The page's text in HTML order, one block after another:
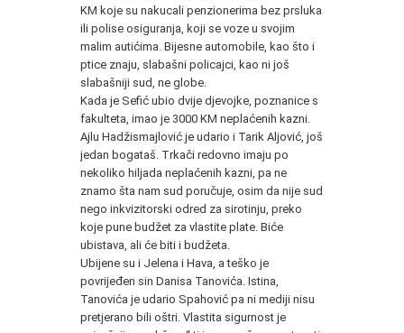
KM koje su nakucali penzionerima bez prsluka
ili polise osiguranja, koji se voze u svojim
malim autićima. Bijesne automobile, kao što i
ptice znaju, slabašni policajci, kao ni još
slabašniji sud, ne globe.
Kada je Sefić ubio dvije djevojke, poznanice s
fakulteta, imao je 3000 KM neplaćenih kazni.
Ajlu Hadžismajlović je udario i Tarik Aljović, još
jedan bogataš. Trkači redovno imaju po
nekoliko hiljada neplaćenih kazni, pa ne
znamo šta nam sud poručuje, osim da nije sud
nego inkvizitorski odred za sirotinju, preko
koje pune budžet za vlastite plate. Biće
ubistava, ali će biti i budžeta.
Ubijene su i Jelena i Hava, a teško je
povrijeđen sin Danisa Tanovića. Istina,
Tanovića je udario Spahović pa ni mediji nisu
pretjerano bili oštri. Vlastita sigurnost je